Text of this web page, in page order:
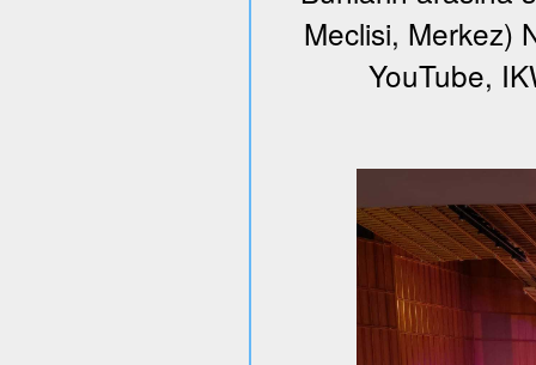
Meclisi, Merkez)
YouTube,